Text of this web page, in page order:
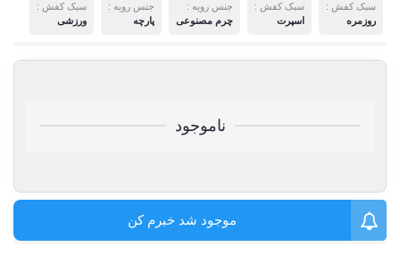
سبک کفش :
روزمره
سبک کفش :
اسپرت
جنس رویه :
چرم مصنوعی
جنس رویه :
پارچه
سبک کفش :
ورزشی
ناموجود
موجود شد خبرم کن